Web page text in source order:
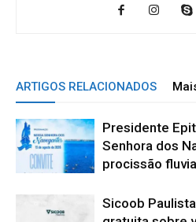
ARTIGOS RELACIONADOS
Presidente
Senhora dos
procissão
Sicoob